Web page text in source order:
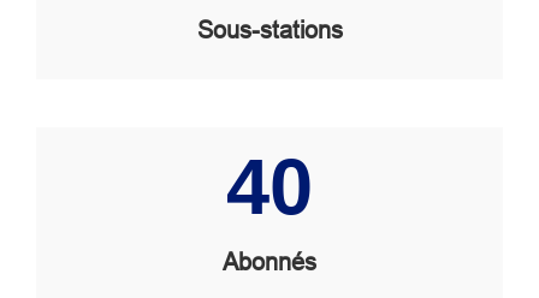
Sous-stations
40
Abonnés